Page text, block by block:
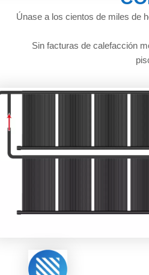
Únase a los cientos de miles de
Sin facturas de calefacción